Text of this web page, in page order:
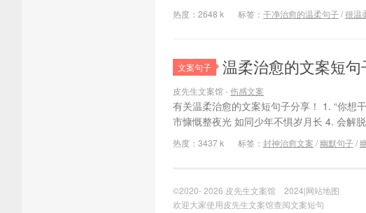
热度：2648 k 标签： 干净治愈的温柔句子/很温
文案句子 温柔治愈的文案短
皮先生文案馆 -伤感文案
有关温柔治愈的文案短句子分享！ 1. “你想
市慷慨整夜光 如同少年不惧岁月长 4. 会解
热度：3437 k 标签： 封神治愈文案 / 幽默句子/
©2020- 2026 皮先生文案馆 2024|网站地图
欢迎大家使用皮先生文案馆查阅文案短句